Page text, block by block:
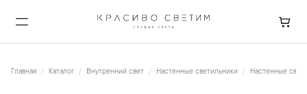
Главная Каталог Внутренний свет Настенные светильники Настенные